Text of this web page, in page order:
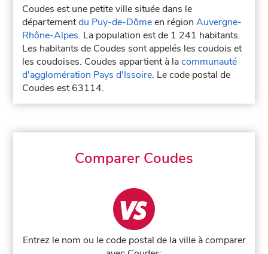
Coudes est une petite ville située dans le
départementdu Puy-de-Dômeen régionAuvergne-
Rhône-Alpes. La population est de 1 241 habitants.
Les habitants de Coudes sont appelés les coudois et
les coudoises. Coudes appartient à lacommunauté
d'agglomération Pays d'Issoire. Le code postal de
Coudes est 63114.
Comparer Coudes
Entrez le nom ou le code postal de la ville à comparer